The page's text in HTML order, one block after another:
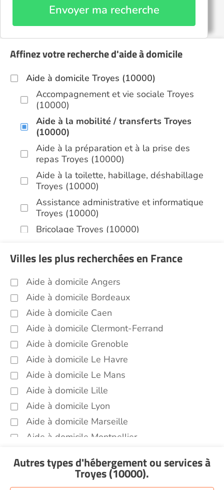
Envoyer ma recherche
Affinez votre recherche d'aide à domicile
Aide à domicile Troyes (10000)
Accompagnement et vie sociale Troyes
(10000)
Aide à la mobilité / transferts Troyes
(10000)
Aide à la préparation et à la prise des
repas Troyes (10000)
Aide à la toilette, habillage, déshabillage
Troyes (10000)
Assistance administrative et informatique
Troyes (10000)
Bricolage Troyes (10000)
Jardinage Troyes (10000)
Aide aux courses Troyes (10000)
Entretien du cadre de vie, ménage,
repassage, gestion du linge Troyes
(10000)
Portage de repas Troyes (10000)
Sorties (promenades, rendez-vous
médicaux...) Troyes (10000)
Voir toutes les aides à domicile à Troyes (10000)
Villes les plus recherchées en France
Aide à domicile Angers
Aide à domicile Bordeaux
Aide à domicile Caen
Aide à domicile Clermont-Ferrand
Aide à domicile Grenoble
Aide à domicile Le Havre
Aide à domicile Le Mans
Aide à domicile Lille
Aide à domicile Lyon
Aide à domicile Marseille
Aide à domicile Montpellier
Aide à domicile Nice
Aide à domicile Nîmes
Autres types d'hébergement ou servicesà
Troyes (10000).